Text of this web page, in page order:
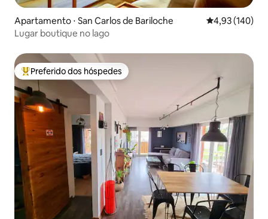
Apartamento ⋅ San Carlos de Bariloche 4,93 de uma
4,93 (140)
Lugar boutique no lago
Entre os melhores preferidos dos hóspedes
Preferido dos hóspedes